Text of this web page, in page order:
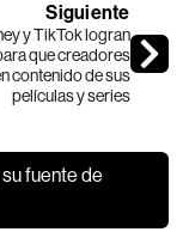
Siguiente
y TikTok logran
que creadores
contenido de sus
películas y series
fuente de